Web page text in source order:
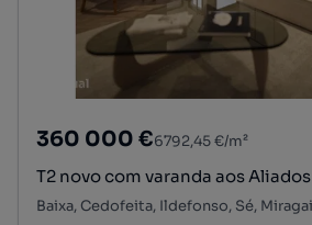
360 000 €6792,45 €/m²
T2 novo com varanda aos Aliados